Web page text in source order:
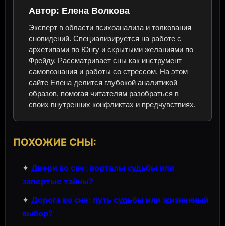
Автор: Елена Волкова
Эксперт в области психоанализа и толкования
сновидений. Специализируется на работе с
архетипами по Юнгу и скрытыми желаниями по
Фрейду. Рассматривает сны как инструмент
самопознания и работы со стрессом. На этом
сайте Елена делится глубокой аналитикой
образов, помогая читателям разобраться в
своих внутренних конфликтах и предчувствиях.
ПОХОЖИЕ СНЫ:
✦ Двери во сне: порталы судьбы или
запертые тайны?
✦ Дорога во сне: путь судьбы или жизненный
выбор?